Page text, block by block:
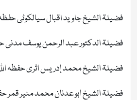
فضیلۃ الشیخ جاوید اقبال سیالکوٹی حفظہ
فضیلۃ الدکتور عبد الرحمن یوسف مدنی
فضیلۃ الشیخ محمد إدریس اثری حفظہ
فضیلۃ الشیخ ابو عدنان محمد منیر قمر